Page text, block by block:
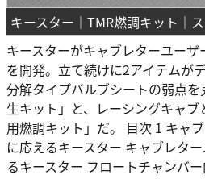
キースター｜TMR燃調キット｜
キースターがキャブレターユー
を開発。立て続けに2アイテムが
分解タイプバルブシートの弱点
生キット」と、レーシングキャ
用燃調キット」だ。 目次 1 キャ
に応えるキースター キャブレタ
るキースター フロートチャンバ